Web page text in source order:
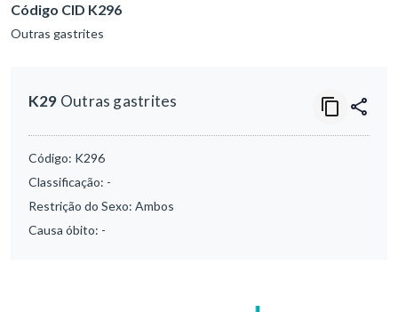
Código CID K296
Outras gastrites
K29 Outras gastrites
Código: K296
Classificação: -
Restrição do Sexo: Ambos
Causa óbito: -